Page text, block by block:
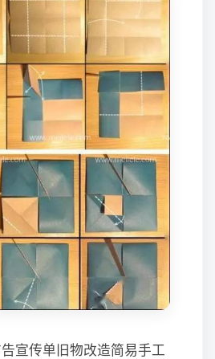
宣传单旧物改造简易手工